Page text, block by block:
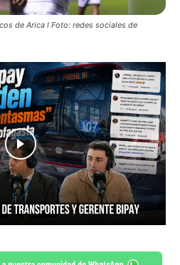
de Arica l Foto: redes sociales de